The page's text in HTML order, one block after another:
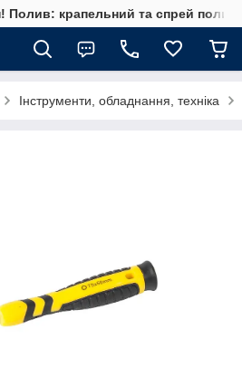
крапельний та спрей полив,
Інструменти, обладнання, техніка